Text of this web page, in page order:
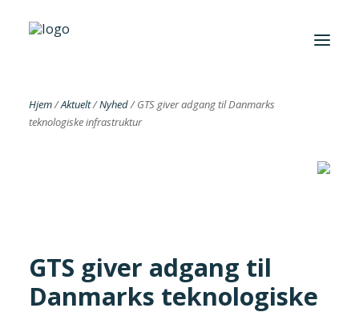
Foreningen
Hjem/Aktuelt/Nyhed/GTS giver adgang til Danmarks
teknologiske infrastruktur
GTS giver adgang til
Danmarks teknologiske